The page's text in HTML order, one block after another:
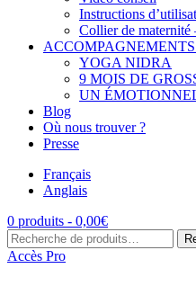
Instructions
Collier de
YOGA NIDRA
9 MOIS DE
UN
Blog
Où nous trouver ?
Presse
Français
Anglais
0 produits - 0,00€
Recherche
pour :
Accès Pro